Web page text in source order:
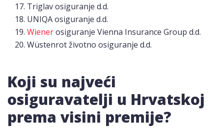
Triglav osiguranje d.d.
UNIQA osiguranje d.d.
Wienerosiguranje Vienna Insurance Group d.d.
Wüstenrot životno osiguranje d.d.
Koji su najveći
osiguravatelji u Hrvatskoj
prema visini premije?